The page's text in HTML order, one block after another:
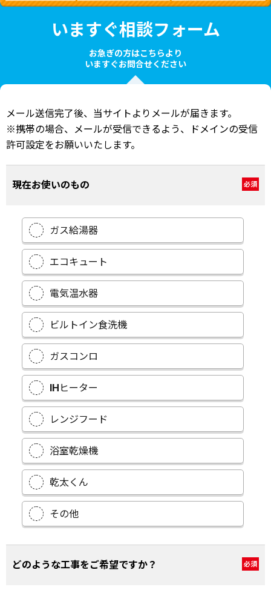
いますぐ相談フォーム
お急ぎの方はこちらより
いますぐお問合せください
メール送信完了後、当サイトよりメールが届きます。
※携帯の場合、メールが受信できるよう、ドメインの受信
許可設定をお願いいたします。
現在お使いのもの 必須
ガス給湯器
エコキュート
電気温水器
ビルトイン食洗機
ガスコンロ
IHヒーター
レンジフード
浴室乾燥機
乾太くん
その他
どのような工事をご希望ですか？ 必須